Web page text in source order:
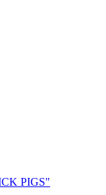
PIGS"